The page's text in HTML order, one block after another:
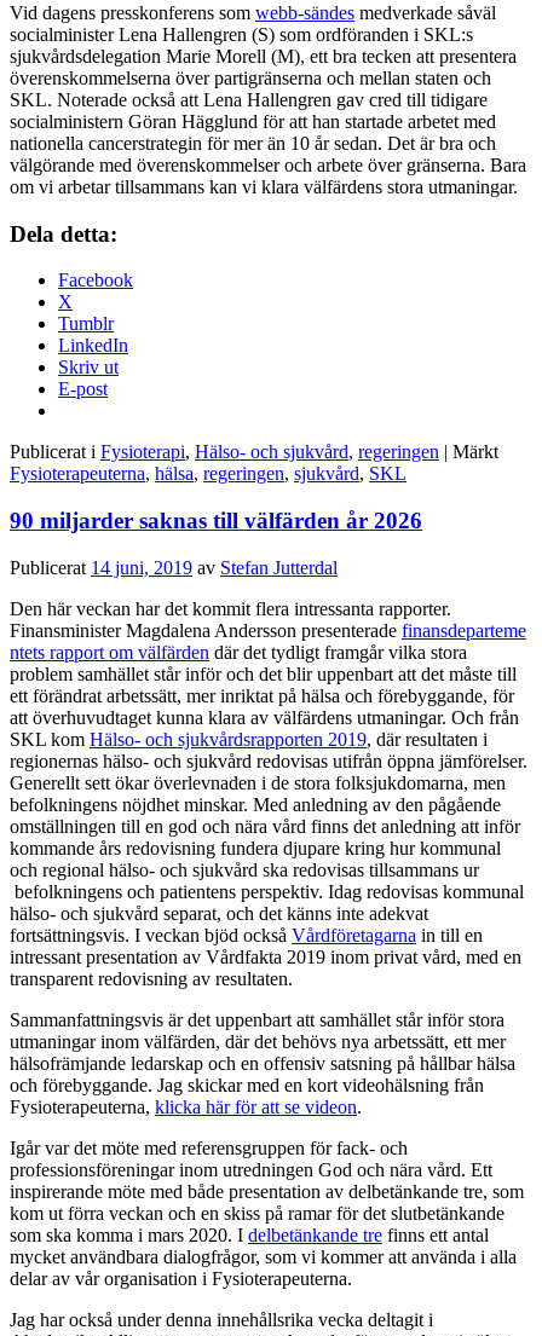
Vid dagens presskonferens som webb-sändes medverkade såväl
socialminister Lena Hallengren (S) som ordföranden i SKL:s
sjukvårdsdelegation Marie Morell (M), ett bra tecken att presentera
överenskommelserna över partigränserna och mellan staten och
SKL. Noterade också att Lena Hallengren gav cred till tidigare
socialministern Göran Hägglund för att han startade arbetet med
nationella cancerstrategin för mer än 10 år sedan. Det är bra och
välgörande med överenskommelser och arbete över gränserna. Bara
om vi arbetar tillsammans kan vi klara välfärdens stora utmaningar.
Dela detta:
Facebook
X
Tumblr
LinkedIn
Skriv ut
E-post
Publicerat i Fysioterapi, Hälso- och sjukvård, regeringen | Märkt
Fysioterapeuterna, hälsa, regeringen, sjukvård, SKL
90 miljarder saknas till välfärden år 2026
Publicerat 14 juni, 2019 av Stefan Jutterdal
Den här veckan har det kommit flera intressanta rapporter.
Finansminister Magdalena Andersson presenterade finansdeparteme
ntets rapport om välfärden där det tydligt framgår vilka stora
problem samhället står inför och det blir uppenbart att det måste till
ett förändrat arbetssätt, mer inriktat på hälsa och förebyggande, för
att överhuvudtaget kunna klara av välfärdens utmaningar. Och från
SKL kom Hälso- och sjukvårdsrapporten 2019, där resultaten i
regionernas hälso- och sjukvård redovisas utifrån öppna jämförelser.
Generellt sett ökar överlevnaden i de stora folksjukdomarna, men
befolkningens nöjdhet minskar. Med anledning av den pågående
omställningen till en god och nära vård finns det anledning att inför
kommande års redovisning fundera djupare kring hur kommunal
och regional hälso- och sjukvård ska redovisas tillsammans ur
befolkningens och patientens perspektiv. Idag redovisas kommunal
hälso- och sjukvård separat, och det känns inte adekvat
fortsättningsvis. I veckan bjöd också Vårdföretagarna in till en
intressant presentation av Vårdfakta 2019 inom privat vård, med en
transparent redovisning av resultaten.
Sammanfattningsvis är det uppenbart att samhället står inför stora
utmaningar inom välfärden, där det behövs nya arbetssätt, ett mer
hälsofrämjande ledarskap och en offensiv satsning på hållbar hälsa
och förebyggande. Jag skickar med en kort videohälsning från
Fysioterapeuterna, klicka här för att se videon.
Igår var det möte med referensgruppen för fack- och
professionsföreningar inom utredningen God och nära vård. Ett
inspirerande möte med både presentation av delbetänkande tre, som
kom ut förra veckan och en skiss på ramar för det slutbetänkande
som ska komma i mars 2020. I delbetänkande tre finns ett antal
mycket användbara dialogfrågor, som vi kommer att använda i alla
delar av vår organisation i Fysioterapeuterna.
Jag har också under denna innehållsrika vecka deltagit i